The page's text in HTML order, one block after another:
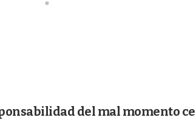
del mal momento